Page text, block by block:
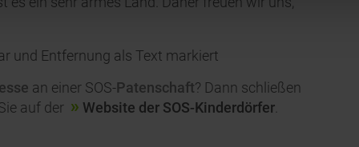
an einer SOS-Patenschaft? Dann schließen
auf der
Website der SOS-Kinderdörfer